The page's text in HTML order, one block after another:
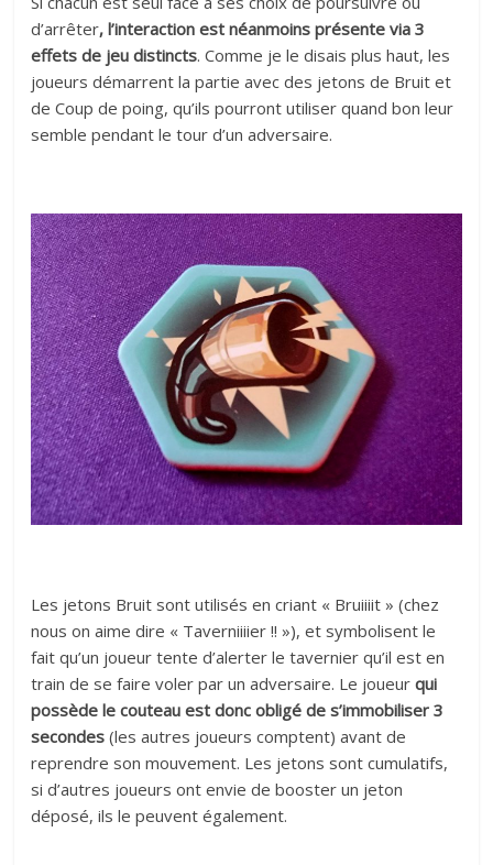
d’arrêter, l’interaction est néanmoins présente via 3
effets de jeu distincts. Comme je le disais plus haut, les
joueurs démarrent la partie avec des jetons de Bruit et
de Coup de poing, qu’ils pourront utiliser quand bon leur
semble pendant le tour d’un adversaire.
Les jetons Bruit sont utilisés en criant « Bruiiiit » (chez
nous on aime dire « Taverniiiier !! »), et symbolisent le
fait qu’un joueur tente d’alerter le tavernier qu’il est en
train de se faire voler par un adversaire. Le joueurqui
possède le couteau est donc obligé de s’immobiliser 3
secondes(les autres joueurs comptent) avant de
reprendre son mouvement. Les jetons sont cumulatifs,
si d’autres joueurs ont envie de booster un jeton
déposé, ils le peuvent également.